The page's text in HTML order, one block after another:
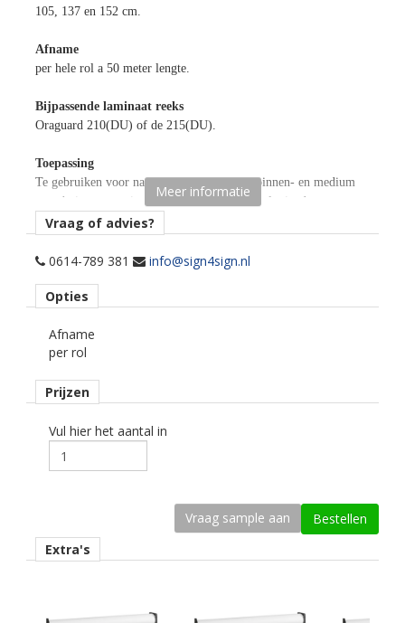
105, 137 en 152 cm.
Afname
per hele rol a 50 meter lengte.
Bijpassende laminaat reeks
Oraguard 210(DU) of de 215(DU).
Toepassing
Te gebruiken voor nagenoeg alle denkbare binnen- en medium
term buitentoepassingen op een vlakke licht glooiende
ondergrond.
Materiaaltype
permanent, transparant, solvent gebaseerd.
transparant glans.
Geschikte printtechniek
Dikte
70 mu.
18.
Meer informatie
Vraag of advies?
0614-789 381 info@sign4sign.nl
Opties
Afname
per rol
Prijzen
Vul hier het aantal in
Extra's